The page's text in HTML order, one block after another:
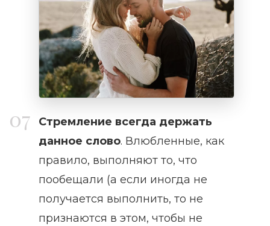
Стремление всегда держать
данное слово. Влюбленные, как
правило, выполняют то, что
пообещали (а если иногда не
получается выполнить, то не
признаются в этом, чтобы не